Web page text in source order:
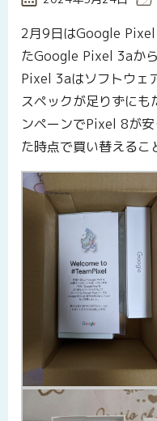
2月9日はGoogle
たGoogle Pixel 3aか
Pixel 3aはソフトウェ
スペックが足りずにも
ンペーンでPixel 8が
た時点で買い替えるこ